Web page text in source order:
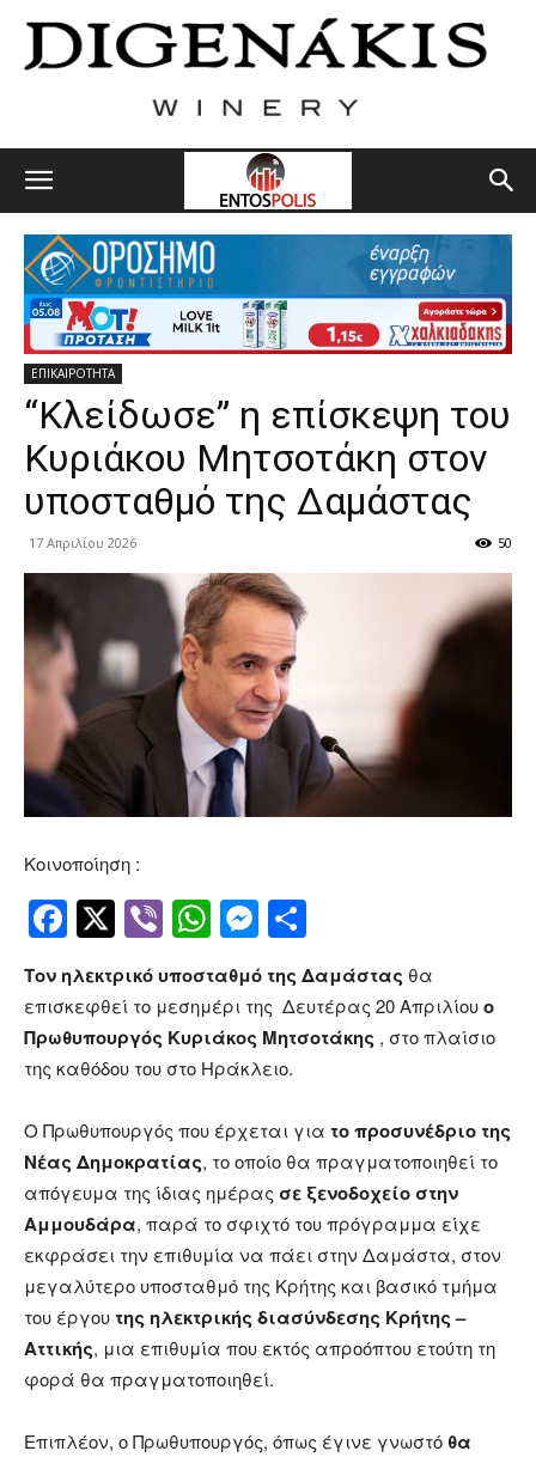
ΕΠΙΚΑΙΡΟΤΗΤΑ
“Κλείδωσε” η επίσκεψη του
Κυριάκου Μητσοτάκη στον
υποσταθμό της Δαμάστας
17 Απριλίου 2026 50
Κοινοποίηση :
Facebook
Twitter
ViberWhatsApp
Messenger
Τον ηλεκτρικό υποσταθμό της Δαμάστας θα
επισκεφθεί το μεσημέρι της Δευτέρας 20 Απριλίουο
Πρωθυπουργός Κυριάκος Μητσοτάκης , στο πλαίσιο
της καθόδου του στο Ηράκλειο.
Ο Πρωθυπουργός που έρχεται για το προσυνέδριο της
Νέας Δημοκρατίας, το οποίο θα πραγματοποιηθεί το
απόγευμα της ίδιας ημέρας σε ξενοδοχείο στην
Αμμουδάρα, παρά το σφιχτό του πρόγραμμα είχε
εκφράσει την επιθυμία να πάει στην Δαμάστα, στον
μεγαλύτερο υποσταθμό της Κρήτης και βασικό τμήμα
του έργου της ηλεκτρικής διασύνδεσης Κρήτης –
Αττικής, μια επιθυμία που εκτός απροόπτου ετούτη τη
φορά θα πραγματοποιηθεί.
Επιπλέον, ο Πρωθυπουργός, όπως έγινε γνωστό θα